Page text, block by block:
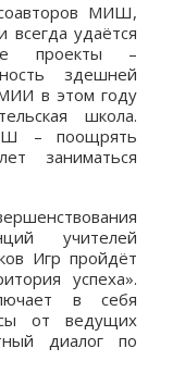
МИШ,
всегда удаётся
проекты –
здешней
в этом году
школа.
– поощрять
заниматься
учителей
Игр пройдёт
успеха».
в себя
от ведущих
диалог по